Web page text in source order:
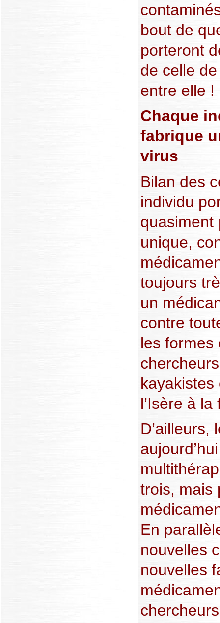
bout de
porteront
de celle
entre elle !
Chaque
fabrique
virus
Bilan des
individu
quasiment
unique,
toujours
un
contre
les formes
kayakistes
l’Isère à
D’ailleurs,
trois, mais
En
nouvelles
nouvelles